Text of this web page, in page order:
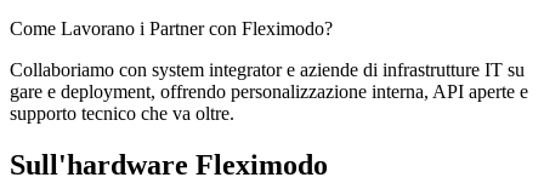
Come Lavorano i Partner con Fleximodo?
Collaboriamo con system integrator e aziende di infrastrutture IT su
gare e deployment, offrendo personalizzazione interna, API aperte e
supporto tecnico che va oltre.
Sull'hardware Fleximodo